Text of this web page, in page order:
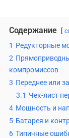
Содержание
1 Редукторные
2
компромиссов
3 Переднее или
3.1 Чек-лист
4 Мощность и
5 Батарея и
6 Типичные